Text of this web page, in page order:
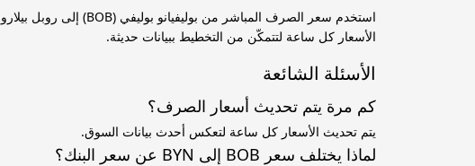
الأسعار كل ساعة لتتمكّن من التخطيط ببيانات حديثة.
الأسئلة الشائعة
كم مرة يتم تحديث أسعار الصرف؟
يتم تحديث الأسعار كل ساعة لتعكس أحدث بيانات السوق.
لماذا يختلف سعر BOB إلى BYN عن سعر البنك؟